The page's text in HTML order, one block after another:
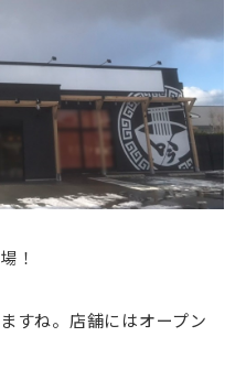
！
すね。店舗にはオープン